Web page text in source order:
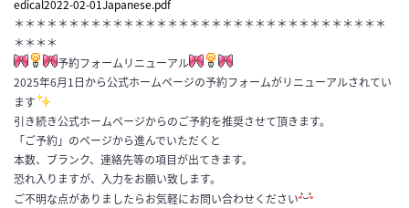
edical2022-02-01Japanese.pdf
＊＊＊＊＊＊＊＊＊＊＊＊＊＊＊＊＊＊＊＊＊＊＊＊＊＊＊＊＊＊＊＊＊＊
＊＊＊＊
予約フォームリニューアル
2025年6月1日から公式ホームページの予約フォームがリニューアルされてい
ます
引き続き公式ホームページからのご予約を推奨させて頂きます。
「ご予約」のページから進んでいただくと
本数、ブランク、連絡先等の項目が出てきます。
恐れ入りますが、入力をお願い致します。
ご不明な点がありましたらお気軽にお問い合わせください